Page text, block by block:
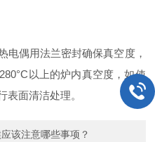
电偶用法兰密封确保真空度，
以上的炉内真空度，如使
表面清洁处理。
该注意哪些事项？